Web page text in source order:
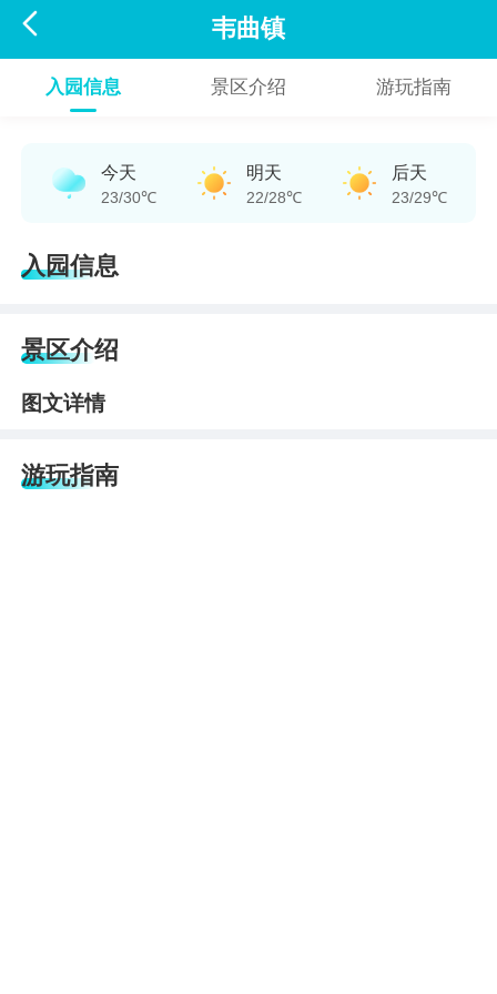
 韦曲镇
入园信息 景区介绍 游玩指南
今天
23/30℃
明天
22/28℃
后天
23/29℃
入园信息
景区介绍
图文详情
游玩指南